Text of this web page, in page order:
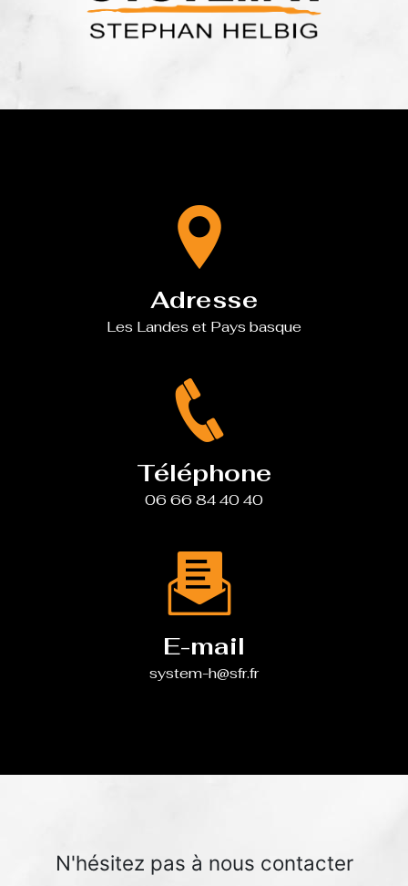
Adresse
Les Landes et Pays basque
Téléphone
06 66 84 40 40
E-mail
system-h@sfr.fr
N'hésitez pas à nous contacter